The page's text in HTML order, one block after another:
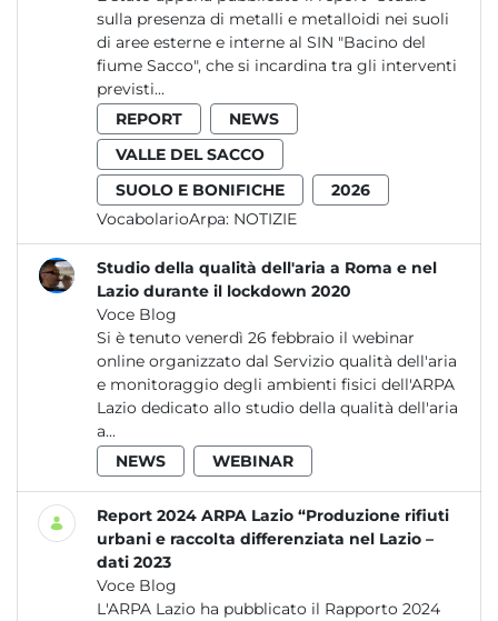
sulla presenza di metalli e metalloidi nei suoli
di aree esterne e interne al SIN "Bacino del
fiume Sacco", che si incardina tra gli interventi
previsti...
REPORT
NEWS
VALLE DEL SACCO
SUOLO E BONIFICHE
2026
VocabolarioArpa: NOTIZIE
Studio della qualità dell'aria a Roma e nel
Lazio durante il lockdown 2020
Voce Blog
Si è tenuto venerdì 26 febbraio il webinar
online organizzato dal Servizio qualità dell'aria
e monitoraggio degli ambienti fisici dell'ARPA
Lazio dedicato allo studio della qualità dell'aria
a...
NEWS
WEBINAR
Report 2024 ARPA Lazio “Produzione rifiuti
urbani e raccolta differenziata nel Lazio –
dati 2023
Voce Blog
L'ARPA Lazio ha pubblicato il Rapporto 2024